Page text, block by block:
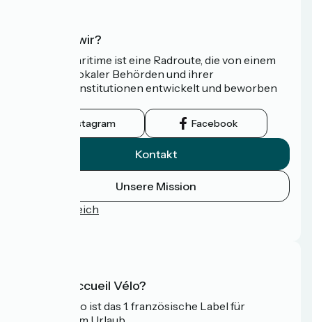
Wer sind wir?
Die Vélomaritime ist eine Radroute, die von einem
Netzwerk lokaler Behörden und ihrer
Tourismusinstitutionen entwickelt und beworben
Instagram Facebook
Kontakt
Unsere Mission
Pressebereich
Was ist Accueil Vélo?
Accueil Vélo ist das 1. französische Label für